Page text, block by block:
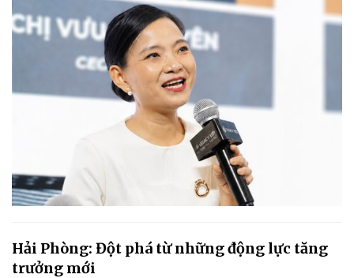
Hải Phòng: Đột phá từ những động lực tăng
trưởng mới